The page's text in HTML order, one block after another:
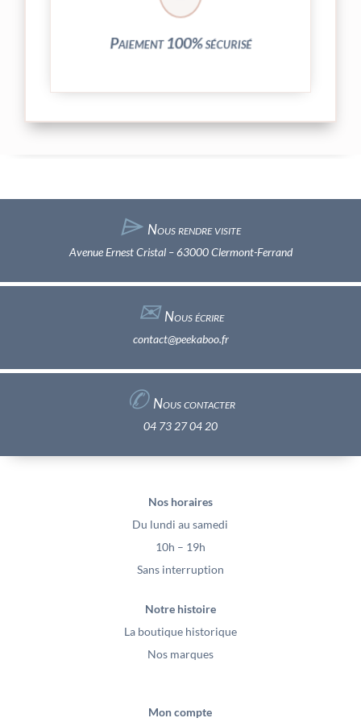
Paiement 100% sécurisé
Vos transactions par carte bancaire sont
⌲ Nous rendre visite
Avenue Ernest Cristal – 63000 Clermont-Ferrand
✉︎Nous écrire
contact@peekaboo.fr
✆ Nous contacter
04 73 27 04 20
Nos horaires
Du lundi au samedi
10h – 19h
Sans interruption
Notre histoire
La boutique historique
Nos marques
Mon compte